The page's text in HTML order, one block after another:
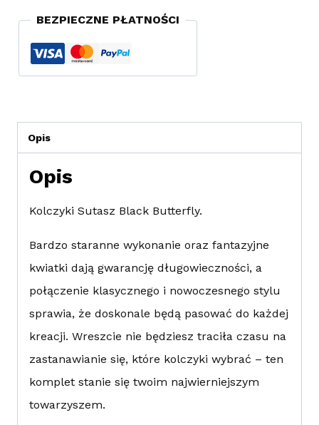
BEZPIECZNE PŁATNOŚCI
Opis
Opis
Kolczyki Sutasz Black Butterfly.
Bardzo staranne wykonanie oraz fantazyjne
kwiatki dają gwarancję długowieczności, a
połączenie klasycznego i nowoczesnego stylu
sprawia, że doskonale będą pasować do każdej
kreacji. Wreszcie nie będziesz traciła czasu na
zastanawianie się, które kolczyki wybrać – ten
komplet stanie się twoim najwierniejszym
towarzyszem.